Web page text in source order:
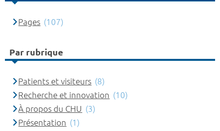
Pages (107)
Par rubrique
Patients et visiteurs (8)
Recherche et innovation (10)
À propos du CHU (3)
Présentation (1)